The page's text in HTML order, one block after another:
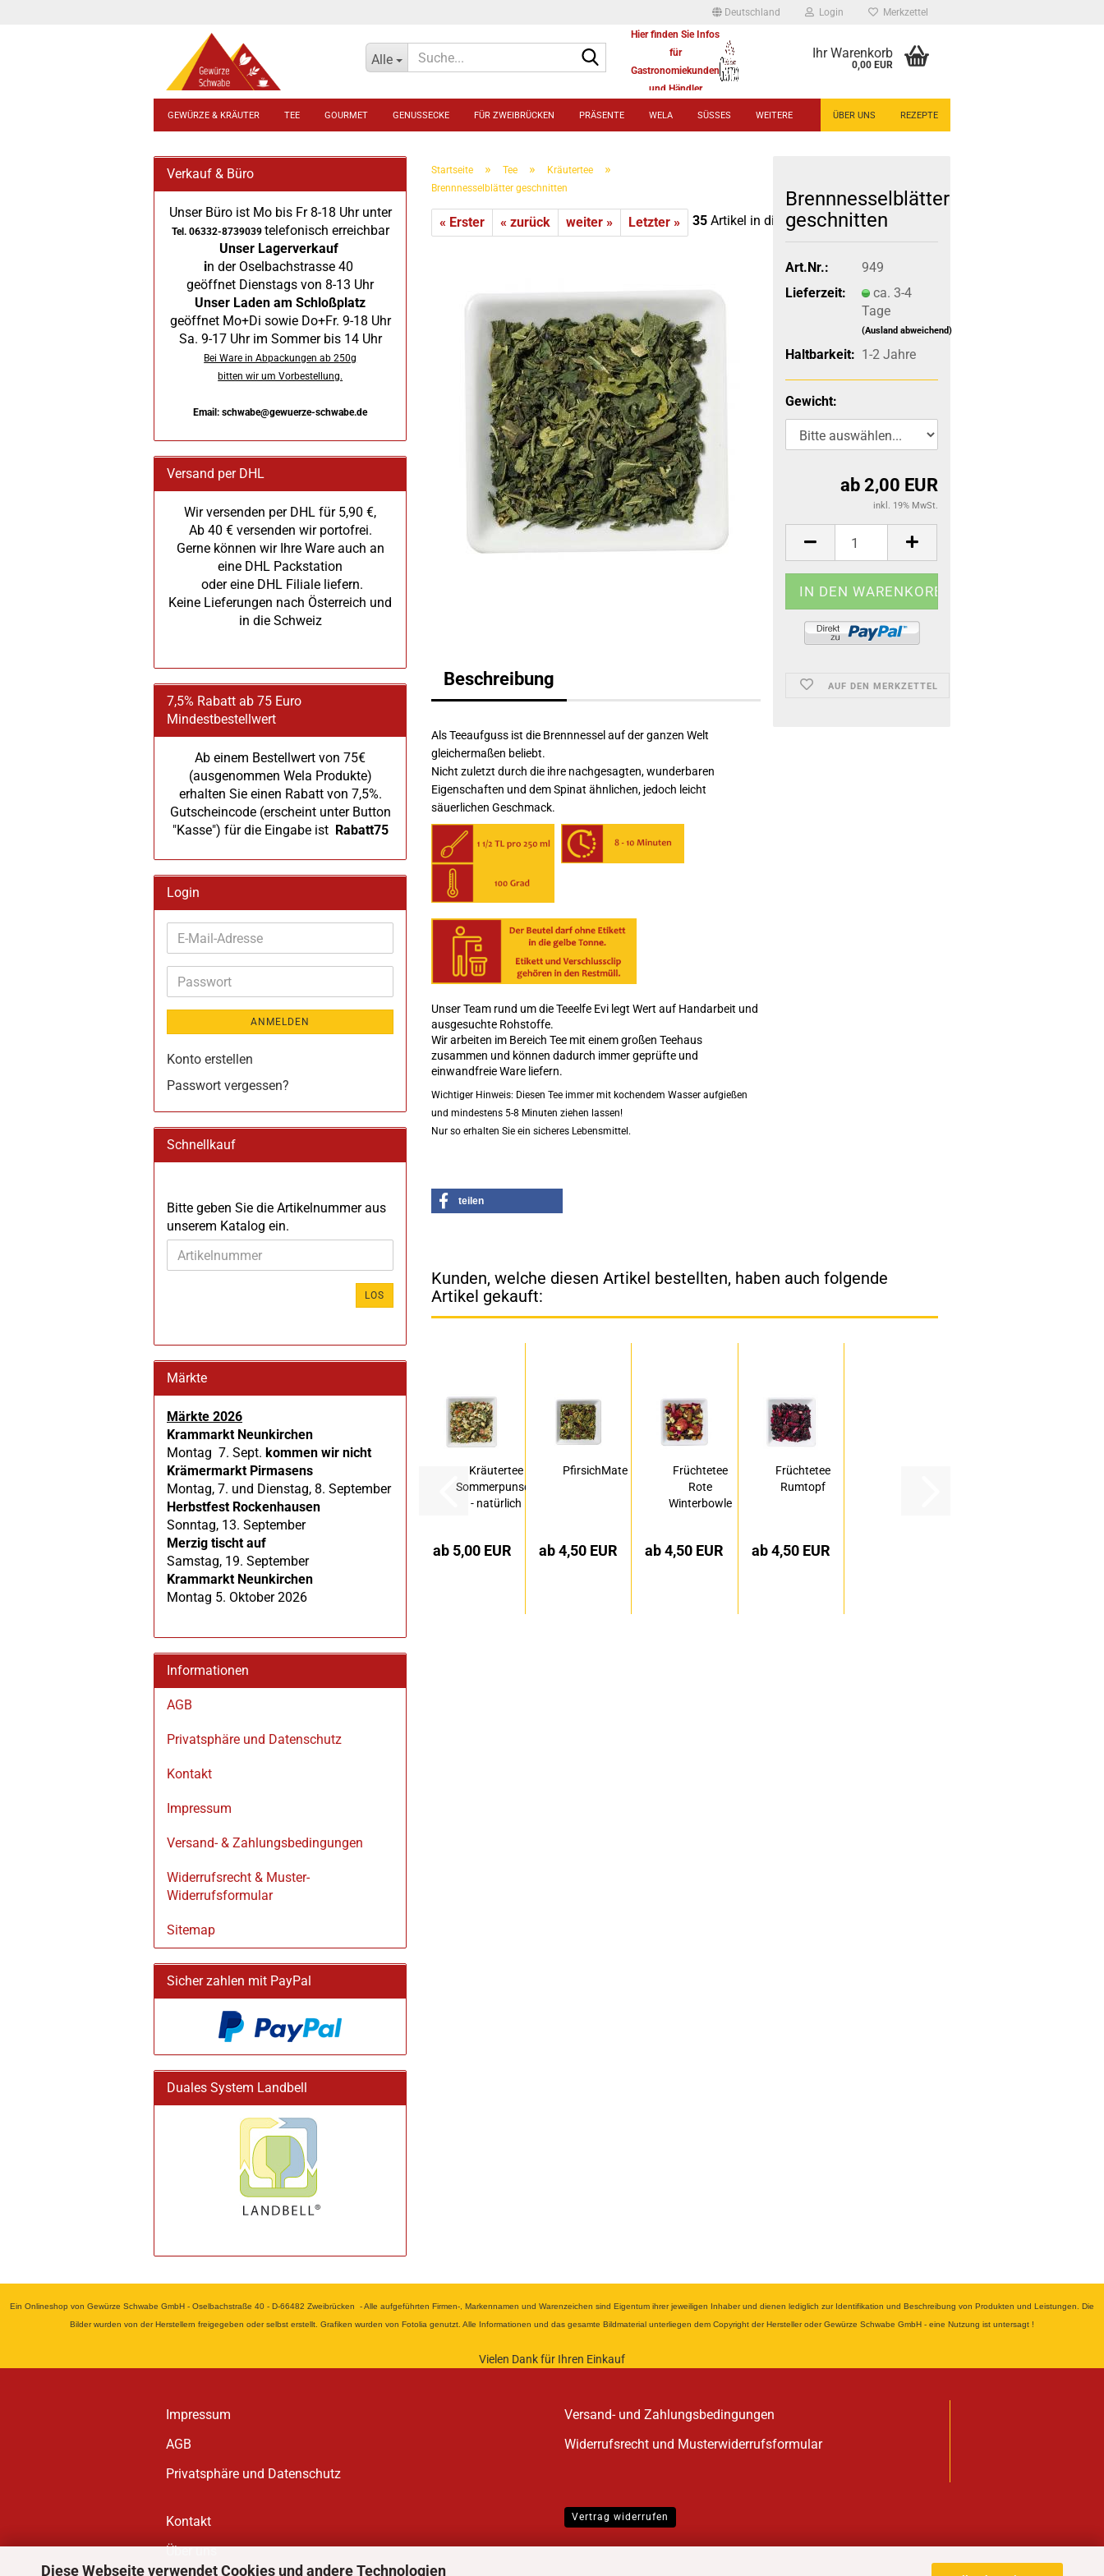
Diese Webseite verwendet Cookies und andere Technologien
Deutschland Login Merkzettel
Alle
Hier finden Sie Infos
für
Gastronomiekunden
und Händler
Ihr Warenkorb
0,00 EUR
GEWÜRZE & KRÄUTER TEE GOURMET GENUSSECKE FÜR ZWEIBRÜCKEN PRÄSENTE WELA SÜSSES ÜBER UNS REZEPTE
WEITERE
Startseite » Tee » Kräutertee »
Brennnesselblätter geschnitten
« Erster « zurück weiter » Letzter » 35 Artikel in dieser Kategorie
Brennnesselblätter
geschnitten
Art.Nr.:
949
Lieferzeit:
ca. 3-4
Tage
(Ausland abweichend)
Haltbarkeit: 1-2 Jahre
Gewicht:
ab 2,00 EUR
inkl. 19% MwSt.
AUF DEN MERKZETTEL
Beschreibung
Als Teeaufguss ist die Brennnessel auf der ganzen Welt
gleichermaßen beliebt.
Nicht zuletzt durch die ihre nachgesagten, wunderbaren
Eigenschaften und dem Spinat ähnlichen, jedoch leicht
säuerlichen Geschmack.
Unser Team rund um die Teeelfe Evi legt Wert auf Handarbeit und
ausgesuchte Rohstoffe.
Wir arbeiten im Bereich Tee mit einem großen Teehaus
zusammen und können dadurch immer geprüfte und
einwandfreie Ware liefern.
Wichtiger Hinweis: Diesen Tee immer mit kochendem Wasser aufgießen
und mindestens 5-8 Minuten ziehen lassen!
Nur so erhalten Sie ein sicheres Lebensmittel.
teilen
Kunden, welche diesen Artikel bestellten, haben auch folgende
Artikel gekauft:
Kräutertee
Sommerpunsch
- natürlich
ab 5,00 EUR
PfirsichMate
ab 4,50 EUR
Früchtetee
Rote
Winterbowle
ab 4,50 EUR
Früchtetee
Rumtopf
ab 4,50 EUR
Verkauf & Büro
Unser Büro ist Mo bis Fr 8-18 Uhr unter
Tel. 06332-8739039 telefonisch erreichbar
Unser Lagerverkauf
in der Oselbachstrasse 40
geöffnet Dienstags von 8-13 Uhr
Unser Laden am Schloßplatz
geöffnet Mo+Di sowie Do+Fr. 9-18 Uhr
Sa. 9-17 Uhr im Sommer bis 14 Uhr
Bei Ware in Abpackungen ab 250g
bitten wir um Vorbestellung.
Email: schwabe@gewuerze-schwabe.de
Versand per DHL
Wir versenden per DHL für 5,90 €,
Ab 40 € versenden wir portofrei.
Gerne können wir Ihre Ware auch an
eine DHL Packstation
oder eine DHL Filiale liefern.
Keine Lieferungen nach Österreich und
in die Schweiz
7,5% Rabatt ab 75 Euro
Mindestbestellwert
Ab einem Bestellwert von 75€
(ausgenommen Wela Produkte)
erhalten Sie einen Rabatt von 7,5%.
Gutscheincode (erscheint unter Button
"Kasse") für die Eingabe ist Rabatt75
Login
E-
Mail-
Adresse
Passwort
ANMELDEN
Konto erstellen
Passwort vergessen?
Schnellkauf
BITTE
GEBEN
SIE
DIE
Bitte geben Sie die Artikelnummer aus
unserem Katalog ein.
LOS
Märkte
Märkte 2026
Krammarkt Neunkirchen
Montag 7. Sept. kommen wir nicht
Krämermarkt Pirmasens
Montag, 7. und Dienstag, 8. September
Herbstfest Rockenhausen
Sonntag, 13. September
Merzig tischt auf
Samstag, 19. September
Krammarkt Neunkirchen
Montag 5. Oktober 2026
Informationen
AGB
Privatsphäre und Datenschutz
Kontakt
Impressum
Versand- & Zahlungsbedingungen
Widerrufsrecht & Muster-
Widerrufsformular
Sitemap
Sicher zahlen mit PayPal
Duales System Landbell
Ein Onlineshop von Gewürze Schwabe GmbH - Oselbachstraße 40 - D-66482 Zweibrücken - Alle aufgeführten Firmen-, Markennamen und Warenzeichen sind Eigentum ihrer jeweiligen Inhaber und dienen lediglich zur Identifikation und Beschreibung von Produkten und Leistungen. Die
Bilder wurden von der Herstellern freigegeben oder selbst erstellt. Grafiken wurden von Fotolia genutzt. Alle Informationen und das gesamte Bildmaterial unterliegen dem Copyright der Hersteller oder Gewürze Schwabe GmbH - eine Nutzung ist untersagt !
Vielen Dank für Ihren Einkauf
Impressum
AGB
Privatsphäre und Datenschutz
Versand- und Zahlungsbedingungen
Widerrufsrecht und Musterwiderrufsformular
Kontakt
Über uns
Vertrag widerrufen